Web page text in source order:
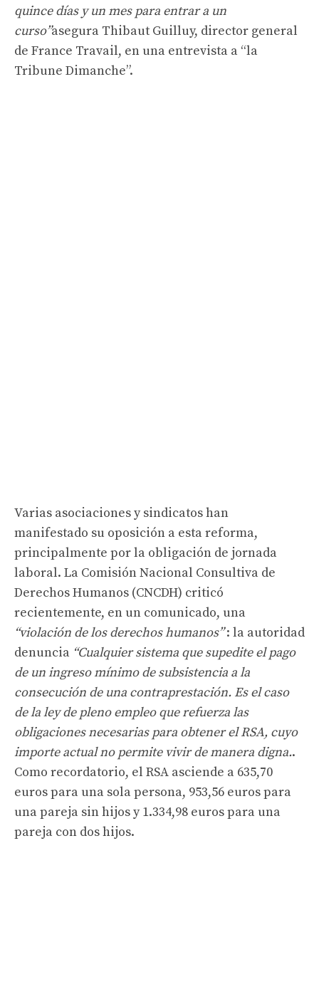
quince días y un mes para entrar a un
curso”asegura Thibaut Guilluy, director general
de France Travail, en una entrevista a “la
Tribune Dimanche”.
Varias asociaciones y sindicatos han
manifestado su oposición a esta reforma,
principalmente por la obligación de jornada
laboral. La Comisión Nacional Consultiva de
Derechos Humanos (CNCDH) criticó
recientemente, en un comunicado, una
“violación de los derechos humanos”: la autoridad
denuncia “Cualquier sistema que supedite el pago
de un ingreso mínimo de subsistencia a la
consecución de una contraprestación. Es el caso
de la ley de pleno empleo que refuerza las
obligaciones necesarias para obtener el RSA, cuyo
importe actual no permite vivir de manera digna..
Como recordatorio, el RSA asciende a 635,70
euros para una sola persona, 953,56 euros para
una pareja sin hijos y 1.334,98 euros para una
pareja con dos hijos.